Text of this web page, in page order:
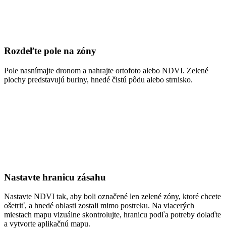
Rozdeľte pole na zóny
Pole nasnímajte dronom a nahrajte ortofoto alebo NDVI. Zelené
plochy predstavujú buriny, hnedé čistú pôdu alebo strnisko.
Nastavte hranicu zásahu
Nastavte NDVI tak, aby boli označené len zelené zóny, ktoré chcete
ošetriť, a hnedé oblasti zostali mimo postreku. Na viacerých
miestach mapu vizuálne skontrolujte, hranicu podľa potreby dolaďte
a vytvorte aplikačnú mapu.